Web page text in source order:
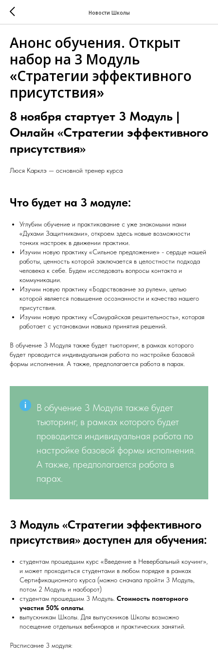
Новости Школы
Анонс обучения. Открыт
набор на 3 Модуль
«Стратегии эффективного
присутствия»
8 ноября стартует 3 Модуль |
Онлайн «Стратегии эффективного
присутствия»
Люся Карклэ — основной тренер курса
Что будет на 3 модуле:
Углубим обучение и практикование с уже знакомыми нами
«Духами Защитниками», откроем здесь новые возможности
тонких настроек в движении практики.
Изучим новую практику «Сильное предложение» - сердце нашей
работы, ценность которой заключается в целостности подхода
человека к себе. Будем исследовать вопросы контакта и
коммуникации.
Изучим новую практику «Бодрствование за рулем», целью
которой является повышение осознанности и качества нашего
присутствия.
Изучим новую практику «Самурайская решительность», которая
работает с установками навыка принятия решений.
В обучение 3 Модуля также будет тьюторинг, в рамках которого
будет проводится индивидуальная работа по настройке базовой
формы исполнения. А также, предполагается работа в парах.
В обучение 3 Модуля также будет
тьюторинг, в рамках которого будет
проводится индивидуальная работа по
настройке базовой формы исполнения.
А также, предполагается работа в
парах.
3 Модуль «Стратегии эффективного
присутствия» доступен для обучения:
студентам прошедшим курс «Введение в Невербальный коучинг»,
и может проходиться студентами в любом порядке в рамках
Сертификационного курса (можно сначала пройти 3 Модуль,
потом 2 Модуль и наоборот)
студентам прошедшим 3 Модуль. Стоимость повторного
участия 50% оплаты
выпускникам Школы. Для выпускников Школы возможно
посещение отдельных вебинаров и практических занятий.
Расписание 3 модуля: